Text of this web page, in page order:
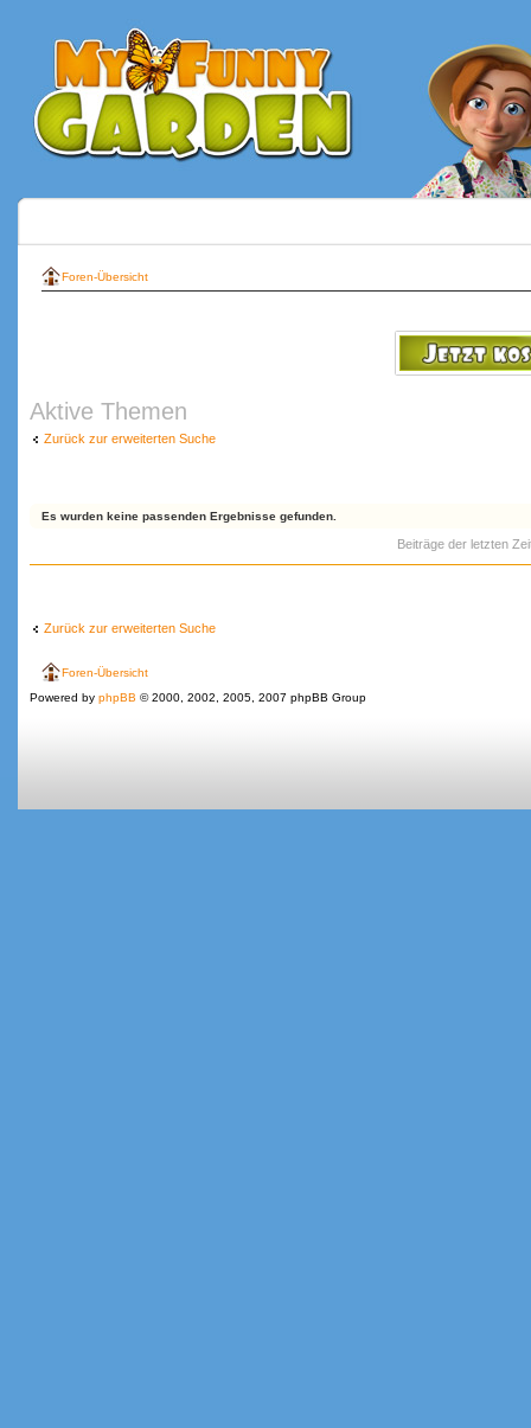
Foren-Übersicht
Aktive Themen
Zurück zur erweiterten Suche
Es wurden keine passenden Ergebnisse gefunden.
Beiträge der letzten
Zurück zur erweiterten Suche
Foren-Übersicht
Powered by phpBB © 2000, 2002, 2005, 2007 phpBB Group